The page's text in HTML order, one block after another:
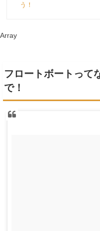
う！
Array
フロートボートって
で！